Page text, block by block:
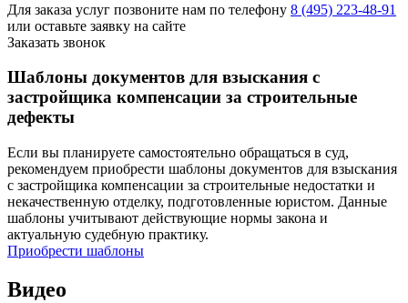
Для заказа услуг позвоните нам по телефону 8 (495) 223-48-91
или оставьте заявку на сайте
Заказать звонок
Шаблоны документов для взыскания с
застройщика компенсации за строительные
дефекты
Если вы планируете самостоятельно обращаться в суд,
рекомендуем приобрести шаблоны документов для взыскания
с застройщика компенсации за строительные недостатки и
некачественную отделку, подготовленные юристом. Данные
шаблоны учитывают действующие нормы закона и
актуальную судебную практику.
Приобрести шаблоны
Видео